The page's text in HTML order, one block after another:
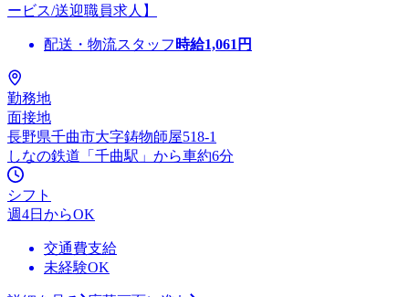
ービス/送迎職員求人】
配送・物流スタッフ 時給1,061 円
勤務地
面接地
長野県千曲市大字鋳物師屋518-1
しなの鉄道「千曲駅」から車約6分
シフト
週4日からOK
交通費支給
未経験OK